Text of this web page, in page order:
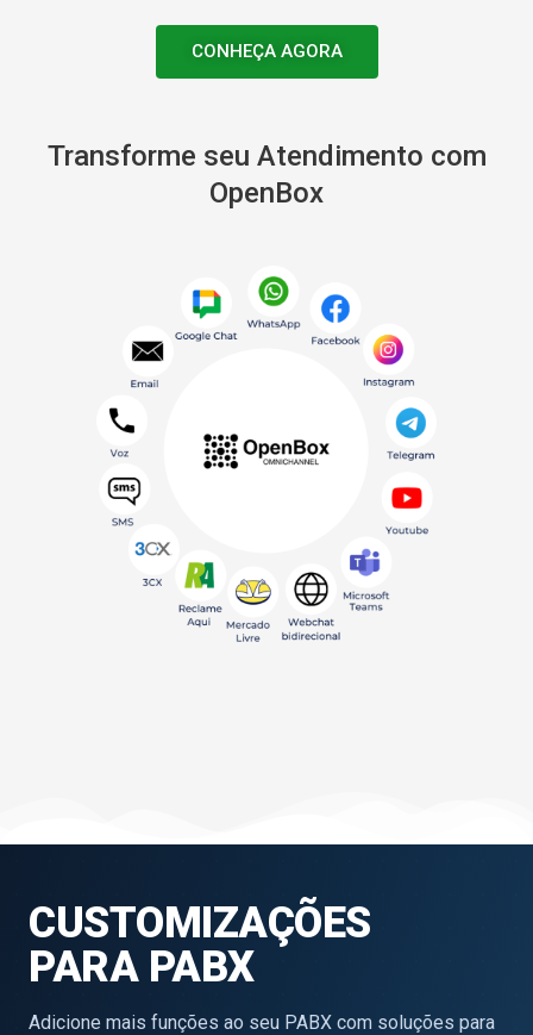
CONHEÇA AGORA
Transforme seu Atendimento com
OpenBox
CUSTOMIZAÇÕES
PARA PABX
Adicione mais funções ao seu PABX com soluções para